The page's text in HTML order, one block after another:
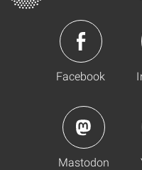
Facebook
Mastodon